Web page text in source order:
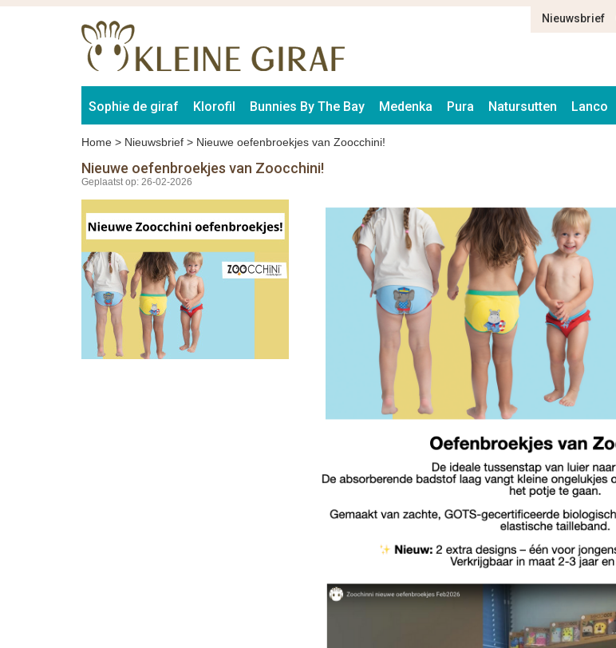
Nieuwsbrief
Sophie de giraf Klorofil Bunnies By The Bay Medenka Pura Natursutten Lanco
Home > Nieuwsbrief > Nieuwe oefenbroekjes van Zoocchini!
Nieuwe oefenbroekjes van Zoocchini!
Geplaatst op: 26-02-2026